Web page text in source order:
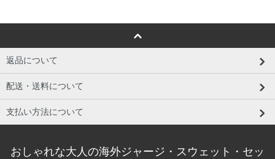
返品について
配送・送料について
支払い方法について
おしゃれな大人の海外ジャージ・スウェット・セッ